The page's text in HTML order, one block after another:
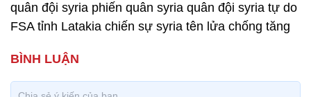
quân đội syria phiến quân syria quân đội syria tự do
FSA tỉnh Latakia chiến sự syria tên lửa chống tăng